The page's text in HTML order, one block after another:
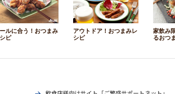
ルに合う！おつまみ
ピ
アウトドア！おつまみレ
シピ
家飲み
るおつ